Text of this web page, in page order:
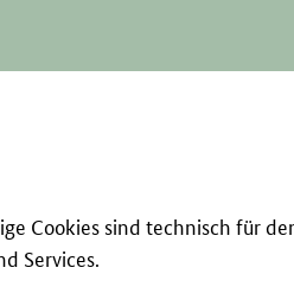
Cookies sind technisch für
Services.